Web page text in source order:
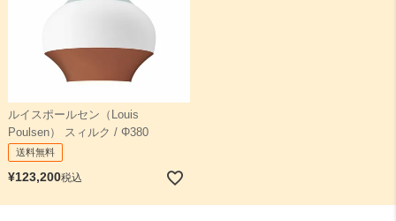
エニグマ ドゥー・ワップ
ルイスポールセン（Louis
Poulsen） スィルク / Φ380
送料無料
¥123,200税込